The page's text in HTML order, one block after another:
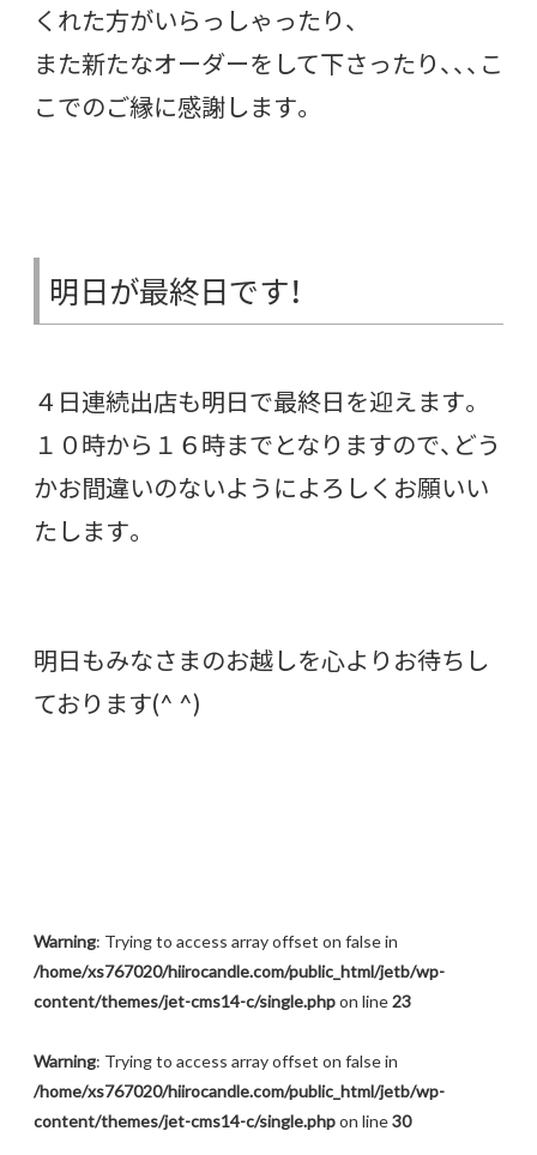
くれた方がいらっしゃったり、
また新たなオーダーをして下さったり、、、こ
こでのご縁に感謝します。
明日が最終日です！
４日連続出店も明日で最終日を迎えます。
１０時から１６時までとなりますので、どう
かお間違いのないようによろしくお願いい
たします。
明日もみなさまのお越しを心よりお待ちし
ております(^ ^)
Warning: Trying to access array offset on false in
/home/xs767020/hiirocandle.com/public_html/jetb/wp-
content/themes/jet-cms14-c/single.phpon line23
Warning: Trying to access array offset on false in
/home/xs767020/hiirocandle.com/public_html/jetb/wp-
content/themes/jet-cms14-c/single.phpon line30